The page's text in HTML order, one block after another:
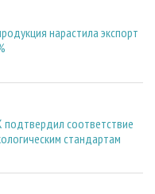
нарастила экспорт
подтвердил соответствие
стандартам